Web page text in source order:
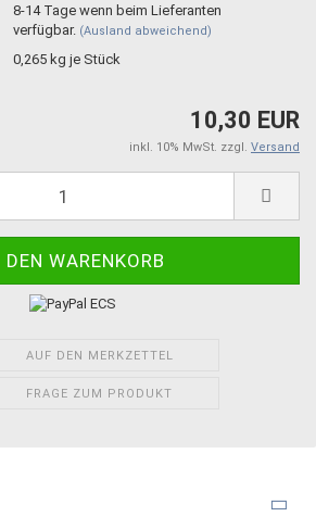
8-14 Tage wenn beim Lieferanten
verfügbar. (Ausland abweichend)
0,265 kg je Stück
10,30 EUR
inkl. 10% MwSt. zzgl. Versand
AUF DEN MERKZETTEL
FRAGE ZUM PRODUKT